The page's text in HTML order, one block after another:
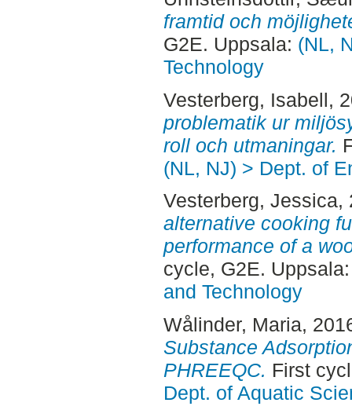
framtid och
G2E. Uppsala: (NL,
Technology
Vesterberg, Isabell,
problematik ur
roll och utmaningar.
(NL, NJ) > Dept. of
Vesterberg, Jessica,
alternative cooking
performance of a
cycle, G2E.
and Technology
Wålinder, Maria,
Substance
PHREEQC. First
Dept. of Aquatic